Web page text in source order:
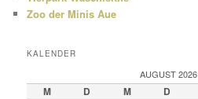
Zoo der Minis Aue
KALENDER
AUGUST 2026
M D M D